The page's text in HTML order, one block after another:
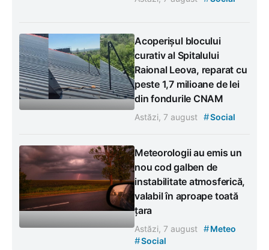
Acoperișul blocului
curativ al Spitalului
Raional Leova, reparat cu
peste 1,7 milioane de lei
din fondurile CNAM
Astăzi, 7 august #Social
Meteorologii au emis un
nou cod galben de
instabilitate atmosferică,
valabil în aproape toată
țara
Astăzi, 7 august #Meteo
#Social